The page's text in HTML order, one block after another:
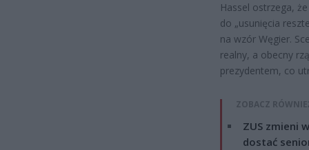
Hassel ostrzega,
do „usunięcia
na wzór Węgier.
realny, a obecny
prezydentem, co
ZOBACZ
ZUS zmieni
dostać